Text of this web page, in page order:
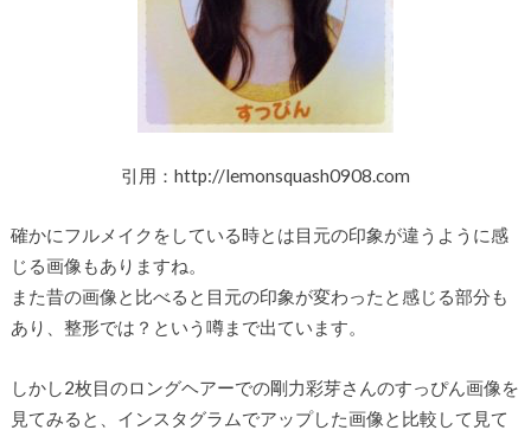
引用：http://lemonsquash0908.com
確かにフルメイクをしている時とは目元の印象が違うように感
じる画像もありますね。
また昔の画像と比べると目元の印象が変わったと感じる部分も
あり、整形では？という噂まで出ています。
しかし2枚目のロングヘアーでの剛力彩芽さんのすっぴん画像を
見てみると、インスタグラムでアップした画像と比較して見て